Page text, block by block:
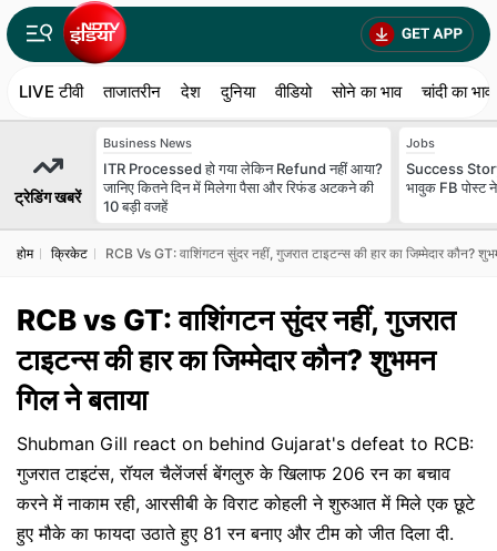
LIVE टीवी ताजातरीन देश दुनिया वीडियो सोने का भाव चांदी का भाव
ट्रेडिंग खबरें
Business News
ITR Processed हो गया लेकिन Refund नहीं आया?
जानिए कितने दिन में मिलेगा पैसा और रिफंड अटकने की
10 बड़ी वजहें
Jobs
Success
भावुक FB पोस्ट
होम क्रिकेट RCB Vs GT: वाशिंगटन सुंदर नहीं, गुजरात टाइटन्स की हार का जिम्मेदार कौन?
RCB vs GT: वाशिंगटन सुंदर नहीं, गुजरात
टाइटन्स की हार का जिम्मेदार कौन? शुभमन
गिल ने बताया
Shubman Gill react on behind Gujarat's defeat to RCB:
गुजरात टाइटंस, रॉयल चैलेंजर्स बेंगलुरु के खिलाफ 206 रन का बचाव
करने में नाकाम रही, आरसीबी के विराट कोहली ने शुरुआत में मिले एक छूटे
हुए मौके का फायदा उठाते हुए 81 रन बनाए और टीम को जीत दिला दी.